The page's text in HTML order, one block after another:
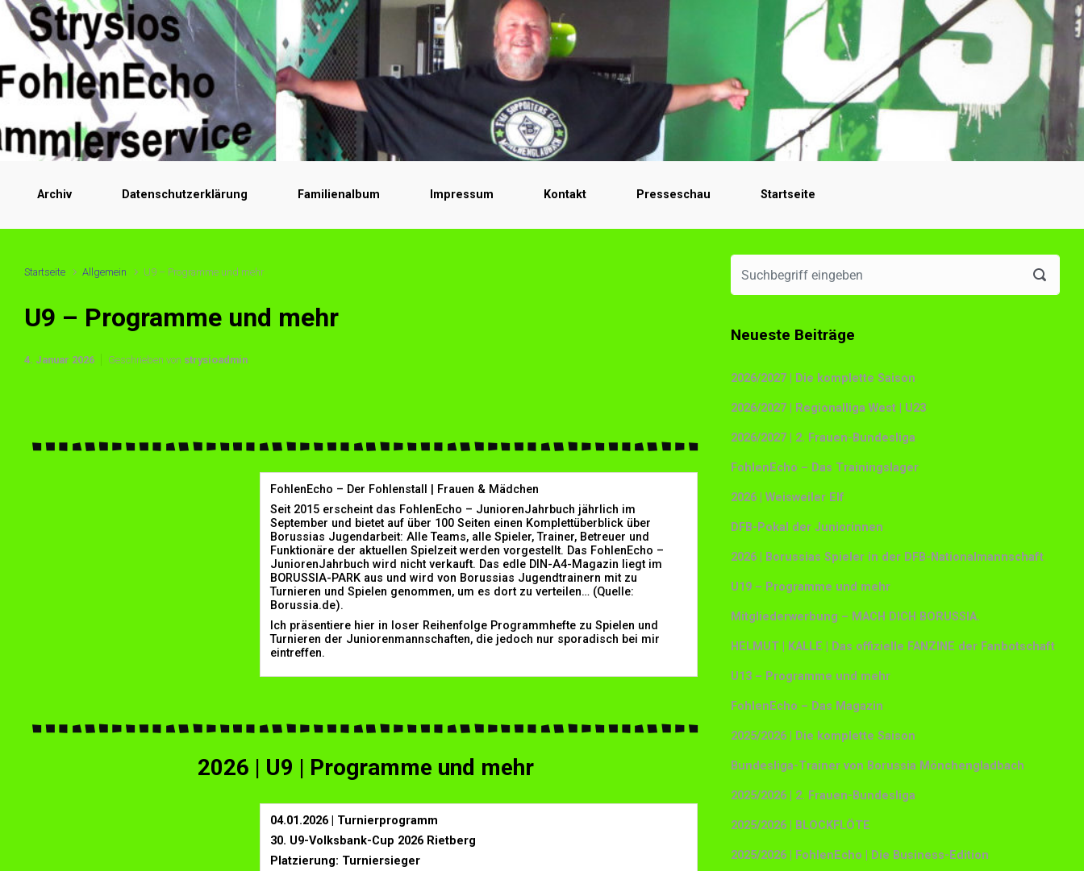
Archiv Datenschutzerklärung Familienalbum Impressum Kontakt Presseschau Startseite
Startseite Allgemein U9 – Programme und mehr
U9 – Programme und mehr
4. Januar 2026 Geschrieben von strysioadmin
FohlenEcho – Der Fohlenstall | Frauen & Mädchen
Seit 2015 erscheint das FohlenEcho – JuniorenJahrbuch jährlich im
September und bietet auf über 100 Seiten einen Komplettüberblick über
Borussias Jugendarbeit: Alle Teams, alle Spieler, Trainer, Betreuer und
Funktionäre der aktuellen Spielzeit werden vorgestellt. Das FohlenEcho –
JuniorenJahrbuch wird nicht verkauft. Das edle DIN-A4-Magazin liegt im
BORUSSIA-PARK aus und wird von Borussias Jugendtrainern mit zu
Turnieren und Spielen genommen, um es dort zu verteilen… (Quelle:
Borussia.de).
Ich präsentiere hier in loser Reihenfolge Programmhefte zu Spielen und
Turnieren der Juniorenmannschaften, die jedoch nur sporadisch bei mir
eintreffen.
2026 | U9 | Programme und mehr
04.01.2026 | Turnierprogramm
30. U9-Volksbank-Cup 2026 Rietberg
Platzierung: Turniersieger
Neueste Beiträge
2026/2027 | Die komplette Saison
2026/2027 | Regionalliga West | U23
2026/2027 | 2. Frauen-Bundesliga
FohlenEcho – Das Trainingslager
2026 | Weisweiler Elf
DFB-Pokal der Juniorinnen
2026 | Borussias Spieler in der DFB-Nationalmannschaft
U19 – Programme und mehr
Mitgliederwerbung – MACH DICH BORUSSIA.
HELMUT | KALLE | Das offizielle FANZINE der Fanbotschaft
U13 – Programme und mehr
FohlenEcho – Das Magazin
2025/2026 | Die komplette Saison
Bundesliga-Trainer von Borussia Mönchengladbach
2025/2026 | 2. Frauen-Bundesliga
2025/2026 | BLOCKFLÖTE
2025/2026 | FohlenEcho | Die Business-Edition